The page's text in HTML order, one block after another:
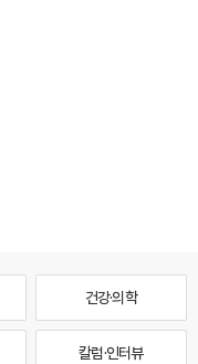
건강·의학
칼럼·인터뷰